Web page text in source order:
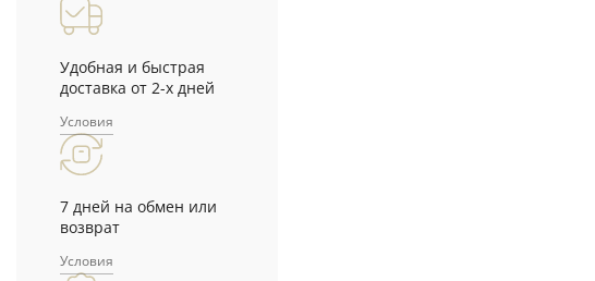
Удобная и быстрая
доставка от 2-х дней
Условия
7 дней на обмен или
возврат
Условия